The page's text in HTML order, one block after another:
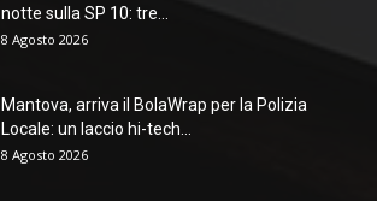
notte sulla SP 10: tre...
8 Agosto 2026
Mantova, arriva il BolaWrap per la Polizia
Locale: un laccio hi-tech...
8 Agosto 2026